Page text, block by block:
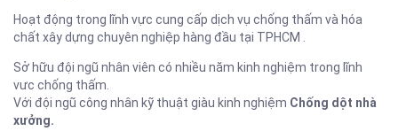
Hoạt động trong lĩnh vực cung cấp dịch vụ chống thấm và hóa
chất xây dựng chuyên nghiệp hàng đầu tại TPHCM .
Sở hữu đội ngũ nhân viên có nhiều năm kinh nghiệm trong lĩnh
vưc chống thấm.
Với đội ngũ công nhân kỹ thuật giàu kinh nghiệm Chống dột nhà
xưởng.